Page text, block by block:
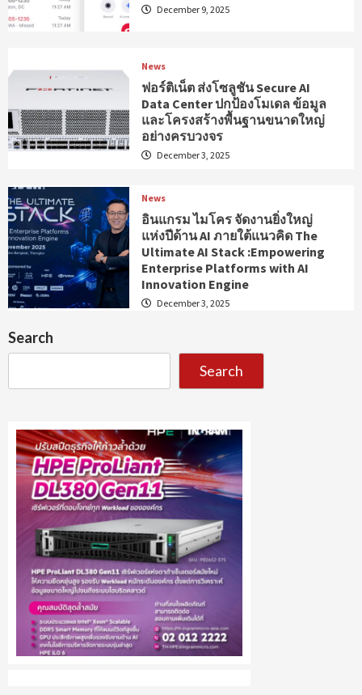
December 9, 2025
News
ฟอร์ติเน็ต ส่งโซลูชัน Secure AI
Data Center ปกป้องโมเดล ข้อมูล
และโครงสร้างพื้นฐานขนาดใหญ่
อย่างครบวงจร
December 3, 2025
News
อินแกรม ไมโคร จัดงานยิ่งใหญ่
แห่งปีด้าน AI ภายใต้แนวคิด The
Ultimate AI Stack :Empowering
Enterprise Platforms with AI
Innovation Engine
December 3, 2025
Search
Search